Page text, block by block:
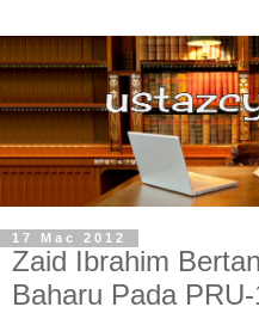
17 Mac 2012
Zaid Ibrahim
Baharu Pada